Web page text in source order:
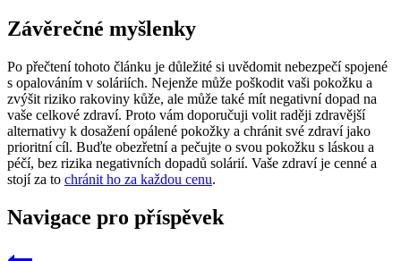
Závěrečné myšlenky
Po přečtení tohoto článku ⁤je důležité si ‌uvědomit nebezpečí spojené
s opalováním v soláriích. Nejenže​ může poškodit vaši pokožku a
zvýšit ​riziko rakoviny⁣ kůže, ale může‌ také ‌mít⁢ negativní dopad na
vaše celkové zdraví. Proto vám doporučuji volit raději zdravější
alternativy k dosažení opálené ‌pokožky a‌ chránit své zdraví jako
prioritní cíl. Buďte obezřetní a⁢ pečujte o ‌svou pokožku s láskou a
péčí, bez rizika negativních‍ dopadů ⁢solárií. Vaše‍ zdraví ​je cenné a
stojí za to chránit ho za každou cenu.
Navigace pro příspěvek